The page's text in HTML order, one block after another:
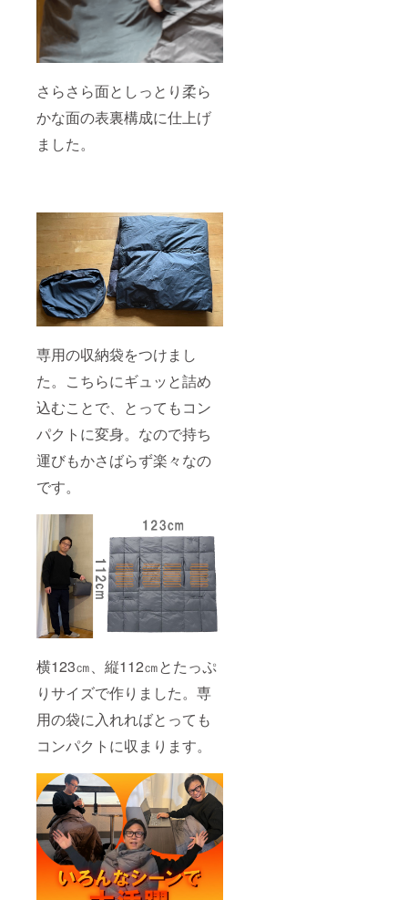
さらさら面としっとり柔ら
かな面の表裏構成に仕上げ
ました。
専用の収納袋をつけまし
た。こちらにギュッと詰め
込むことで、とってもコン
パクトに変身。なので持ち
運びもかさばらず楽々なの
です。
横123㎝、縦112㎝とたっぷ
りサイズで作りました。専
用の袋に入れればとっても
コンパクトに収まります。